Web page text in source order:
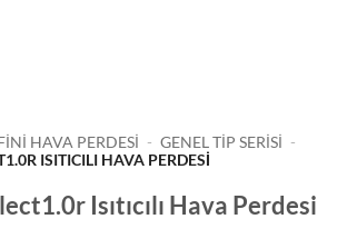
HAVA PERDESİ - GENEL TIP SERISI -
ISITICILI HAVA PERDESI
Isıtıcılı Hava Perdesi